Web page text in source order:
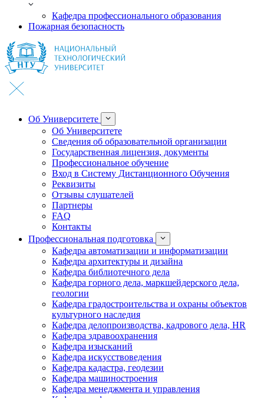
Кафедра профессионального образования
Пожарная безопасность
Об Университете
Об Университете
Сведения об образовательной организации
Государственная лицензия, документы
Профессиональное обучение
Вход в Систему Дистанционного Обучения
Реквизиты
Отзывы слушателей
Партнеры
FAQ
Контакты
Профессиональная подготовка
Кафедра автоматизации и информатизации
Кафедра архитектуры и дизайна
Кафедра библиотечного дела
Кафедра горного дела, маркшейдерского дела,
геологии
Кафедра градостроительства и охраны объектов
культурного наследия
Кафедра делопроизводства, кадрового дела, HR
Кафедра здравоохранения
Кафедра изысканий
Кафедра искусствоведения
Кафедра кадастра, геодезии
Кафедра машиностроения
Кафедра менеджмента и управления